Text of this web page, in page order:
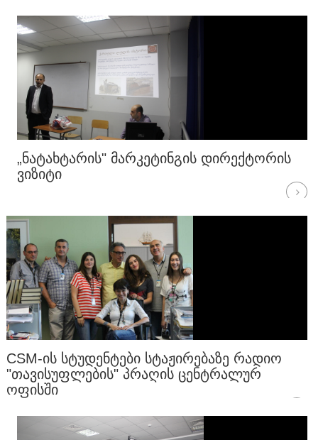
„ᲜᲐᲢᲐᲮᲢᲐᲠᲘᲡ" ᲛᲐᲠᲙᲔᲢᲘᲜᲒᲘᲡ ᲓᲘᲠᲔᲥᲢᲝᲠᲘᲡ
ᲕᲘᲖᲘᲢᲘ
CSM-ᲘᲡ ᲡᲢᲣᲓᲔᲜᲢᲔᲑᲘ ᲡᲢᲐᲟᲘᲠᲔᲑᲐᲖᲔ ᲠᲐᲓᲘᲝ
"ᲗᲐᲕᲘᲡᲣᲤᲚᲔᲑᲘᲡ" ᲞᲠᲐᲦᲘᲡ ᲪᲔᲜᲢᲠᲐᲚᲣᲠ
ᲝᲤᲘᲡᲨᲘ